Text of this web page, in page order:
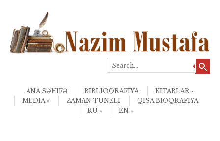
Search
Menu
ANA SƏHIFƏ BIBLIOQRAFIYA
KITABLAR
MEDIA
ZAMAN TUNELI
QISA BIOQRAFIYA
RU
EN